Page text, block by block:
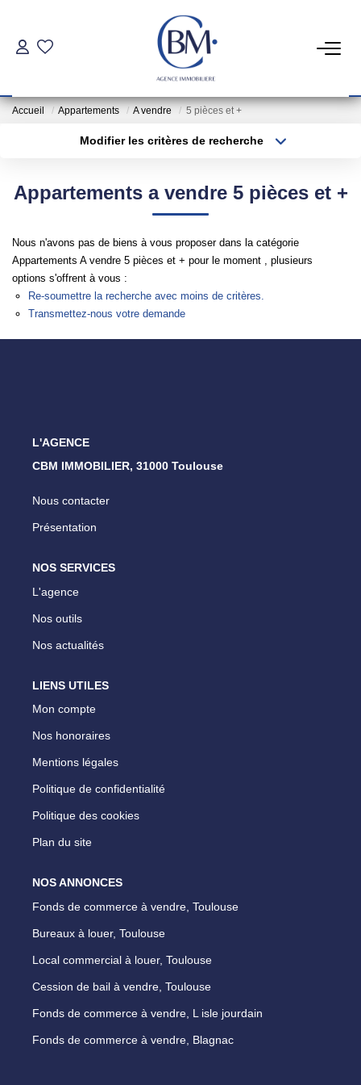
PARTICULIERS
Achat
Location
COMMERCES ET BUREAUX
Commerces Et Entreprises
Location Locaux Professionnels
CONTACT
Accueil Appartements A vendre 5 pièces et +
Modifier les critères de recherche
Sélectionnez...
Type de bien
Budget max Plus de critères
Appartements a vendre 5 pièces et +
Nous n'avons pas de biens à vous proposer dans la catégorie
Appartements A vendre 5 pièces et + pour le moment , plusieurs
options s'offrent à vous :
Re-soumettre la recherche avec moins de critères.
Transmettez-nous votre demande
L'AGENCE
CBM IMMOBILIER, 31000 Toulouse
Nous contacter
Présentation
NOS SERVICES
L'agence
Nos outils
Nos actualités
LIENS UTILES
Mon compte
Nos honoraires
Mentions légales
Politique de confidentialité
Politique des cookies
Plan du site
NOS ANNONCES
Fonds de commerce à vendre, Toulouse
Bureaux à louer, Toulouse
Local commercial à louer, Toulouse
Cession de bail à vendre, Toulouse
Fonds de commerce à vendre, L isle jourdain
Fonds de commerce à vendre, Blagnac